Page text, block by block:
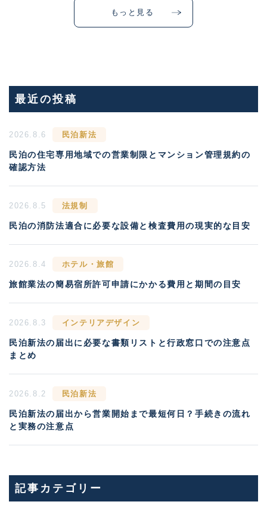
もっと見る
最近の投稿
2026.8.6 民泊新法
民泊の住宅専用地域での営業制限とマンション管理規約の
確認方法
2026.8.5 法規制
民泊の消防法適合に必要な設備と検査費用の現実的な目安
2026.8.4 ホテル・旅館
旅館業法の簡易宿所許可申請にかかる費用と期間の目安
2026.8.3 インテリアデザイン
民泊新法の届出に必要な書類リストと行政窓口での注意点
まとめ
2026.8.2 民泊新法
民泊新法の届出から営業開始まで最短何日？手続きの流れ
と実務の注意点
記事カテゴリー